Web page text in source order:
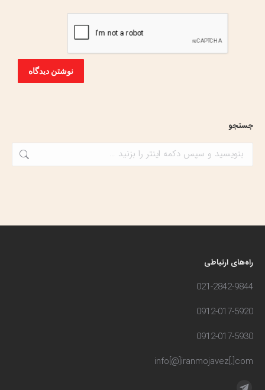
نوشتن دیدگاه
جستجو
جستجو:
راه‌های ارتباطی
021-2842-9844
0912-017-5920
0912-017-5930
info[@]iranmojavez[.]com
مارا در اینجا پیدا کنید: